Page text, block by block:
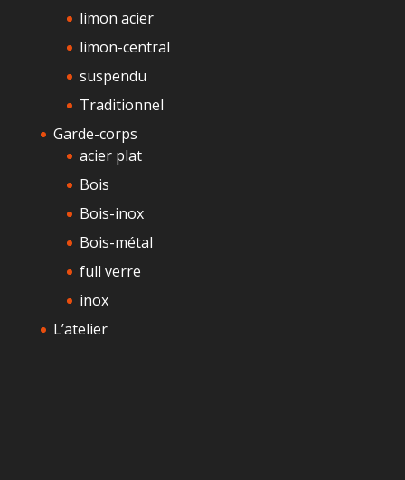
limon acier
limon-central
suspendu
Traditionnel
Garde-corps
acier plat
Bois
Bois-inox
Bois-métal
full verre
inox
L’atelier